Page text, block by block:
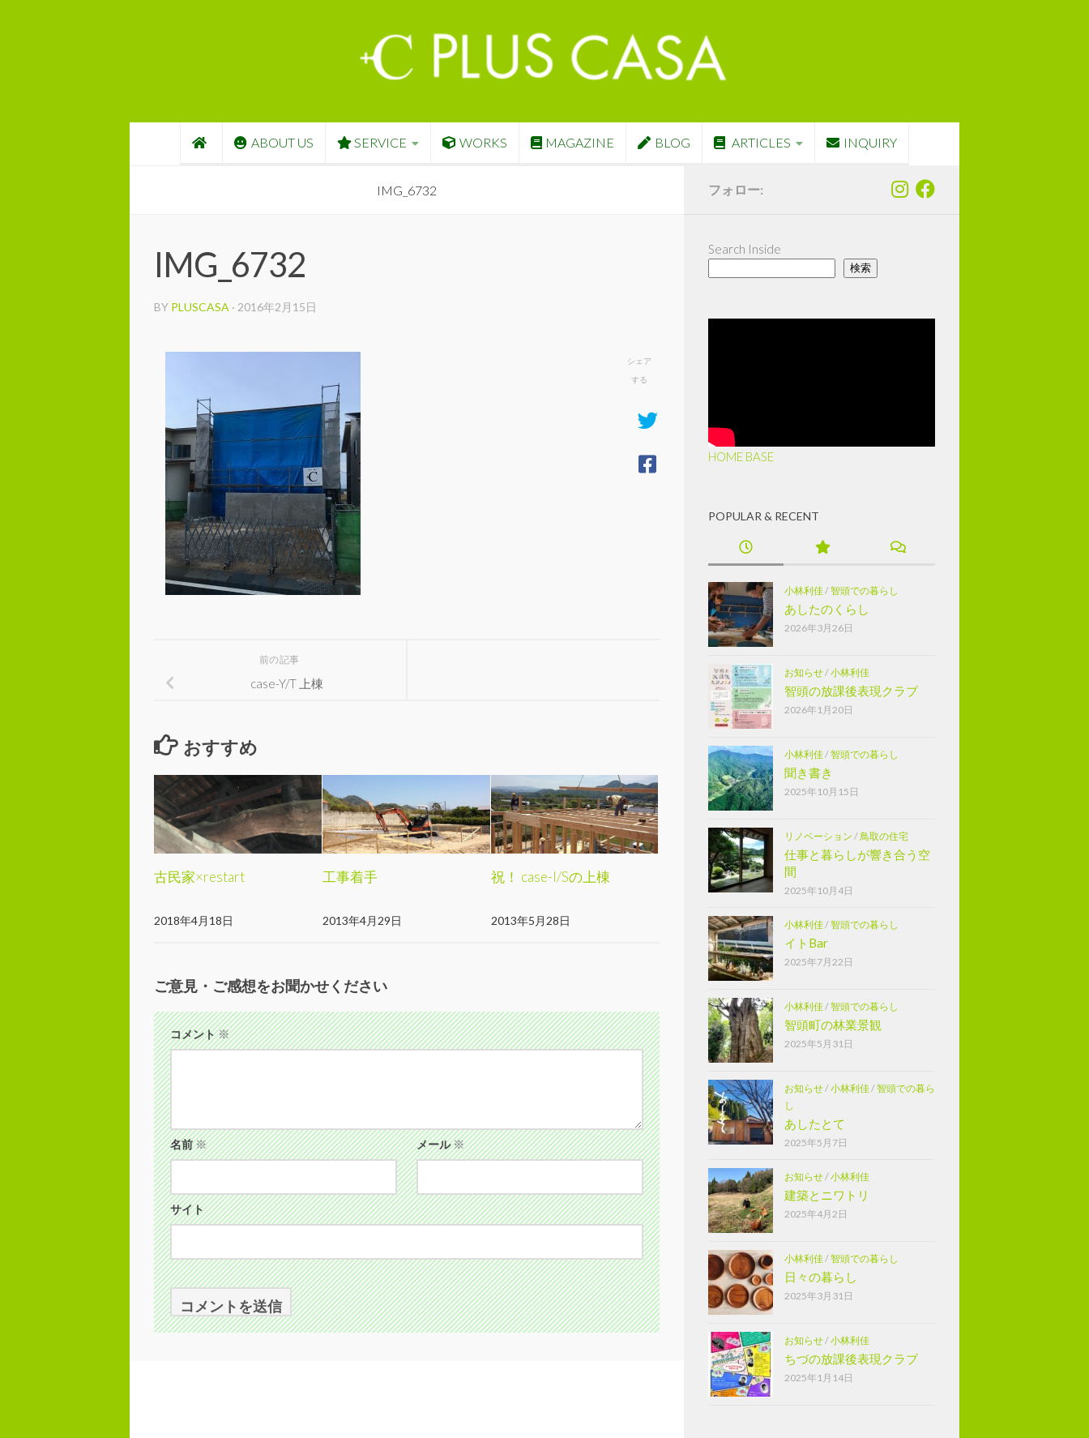
ABOUT US SERVICE WORKS MAGAZINE BLOG ARTICLES INQUIRY
IMG_6732
IMG_6732
BY PLUSCASA · 2016年2月15日
シェア
する
前の記事
case-Y/T 上棟
おすすめ
古民家×restart
2018年4月18日
工事着手
2013年4月29日
祝！ case-I/Sの上棟
2013年5月28日
ご意見・ご感想をお聞かせください
コメント※
名前※ メール※
サイト
フォロー:
Search Inside
検索
HOME BASE
POPULAR & RECENT
小林利佳/智頭での暮らし
あしたのくらし
2026年3月26日
お知らせ/小林利佳
智頭の放課後表現クラブ
2026年1月20日
小林利佳/智頭での暮らし
聞き書き
2025年10月15日
リノベーション / 鳥取の住宅
仕事と暮らしが響き合う空
間
2025年10月4日
小林利佳/智頭での暮らし
イトBar
2025年7月22日
小林利佳/智頭での暮らし
智頭町の林業景観
2025年5月31日
お知らせ/小林利佳/智頭での暮ら
し
あしたとて
2025年5月7日
お知らせ/小林利佳
建築とニワトリ
2025年4月2日
小林利佳/智頭での暮らし
日々の暮らし
2025年3月31日
お知らせ/小林利佳
ちづの放課後表現クラブ
2025年1月14日